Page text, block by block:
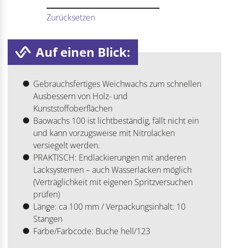
Zurücksetzen
Auf einen Blick:
Gebrauchsfertiges Weichwachs zum schnellen
Ausbessern von Holz- und
Kunststoffoberflächen
Baowachs 100 ist lichtbeständig, fällt nicht ein
und kann vorzugsweise mit Nitrolacken
versiegelt werden.
PRAKTISCH: Endlackierungen mit anderen
Lacksystemen – auch Wasserlacken möglich
(Verträglichkeit mit eigenen Spritzversuchen
prüfen)
Länge: ca 100 mm / Verpackungsinhalt: 10
Stangen
Farbe/Farbcode: Buche hell/123